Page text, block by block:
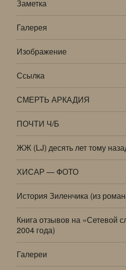
Заметка
Галерея
Изображение
Ссылка
СМЕРТЬ АРКАДИЯ
ПОЧТИ Ч/Б
ЖЖ (LJ) десять лет тому
ХИСАР — ФОТО
История Зиленчика (из
Книга отзывов на «Сетевой
2004 года)
Галереи